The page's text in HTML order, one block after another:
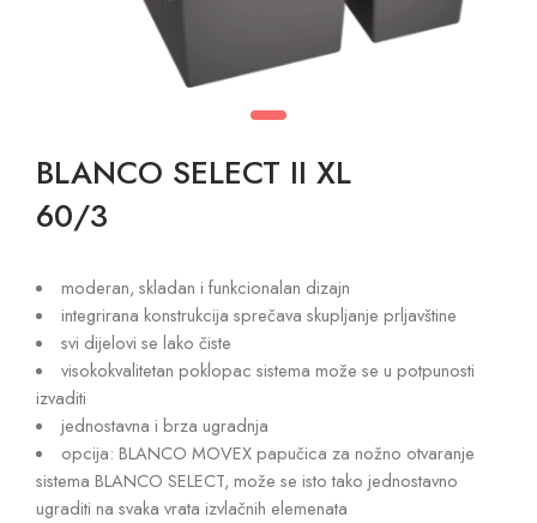
BLANCO SELECT II XL
60/3
moderan, skladan i funkcionalan dizajn
integrirana konstrukcija sprečava skupljanje prljavštine
svi dijelovi se lako čiste
visokokvalitetan poklopac sistema može se u potpunosti
izvaditi
jednostavna i brza ugradnja
opcija: BLANCO MOVEX papučica za nožno otvaranje
sistema BLANCO SELECT, može se isto tako jednostavno
ugraditi na svaka vrata izvlačnih elemenata